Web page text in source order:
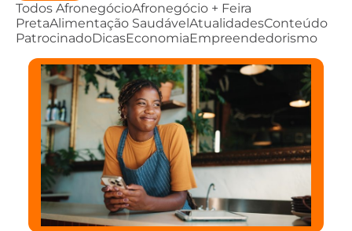
Todos AfronegócioAfronegócio + Feira
PretaAlimentação SaudávelAtualidadesConteúdo
PatrocinadoDicasEconomiaEmpreendedorismo